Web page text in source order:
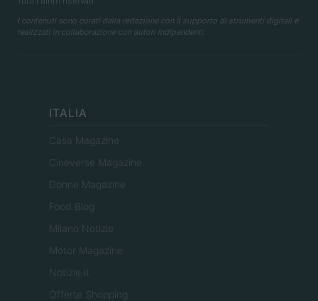
I contenuti sono curati dalla redazione con il supporto di strumenti digitali e
realizzati in collaborazione con autori indipendenti.
ITALIA
Casa Magazine
Cineverse Magazine
Donne Magazine
Food Blog
Milano Notizie
Motor Magazine
Notizie.it
Offerte Shopping